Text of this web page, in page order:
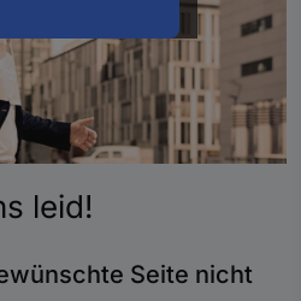
leid!
Seite nicht